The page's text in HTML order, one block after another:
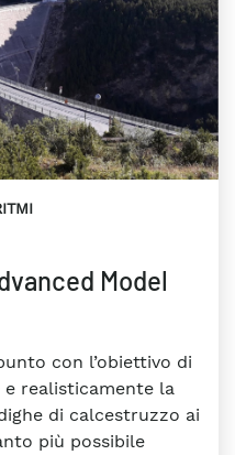
Model
con l’obiettivo di
realisticamente la
di calcestruzzo ai
più possibile